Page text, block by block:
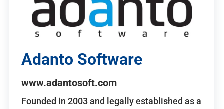
Adanto Software
www.adantosoft.com
Founded in 2003 and legally established as a